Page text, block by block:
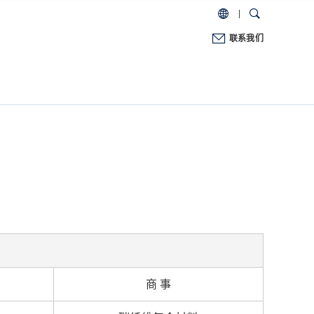
联系我们
商 事